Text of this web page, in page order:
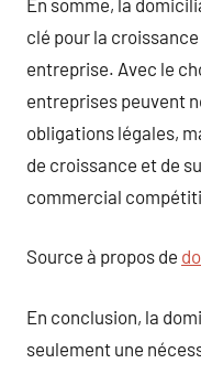
clé pour la
entreprise. Avec le
entreprises peuvent
obligations légales,
de croissance et de
commercial
Source à propos de
En conclusion, la
seulement une